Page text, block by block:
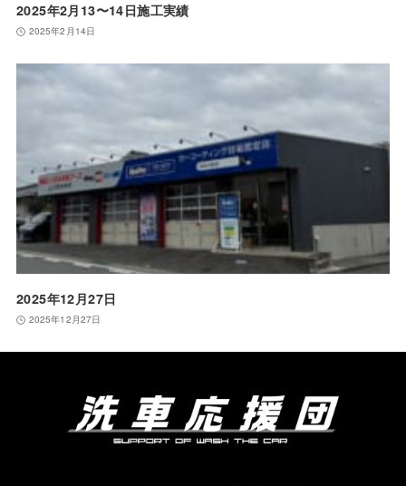
2025年2月13〜14日施工実績
2025年2月14日
2025年12月27日
2025年12月27日